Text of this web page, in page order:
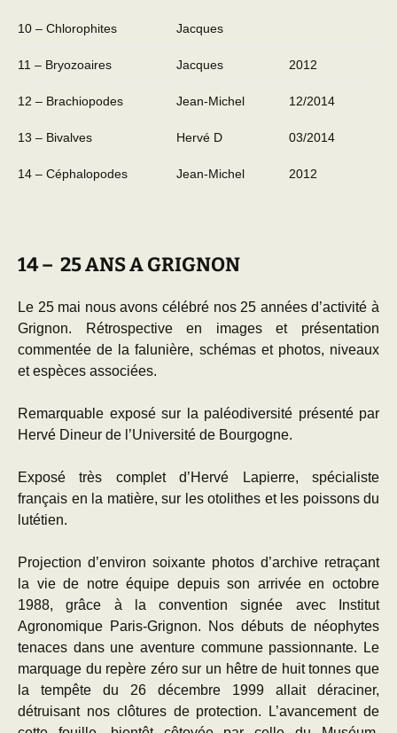
10 – Chlorophites Jacques
11 – Bryozoaires Jacques 2012
12 – Brachiopodes Jean-Michel 12/2014
13 – Bivalves Hervé D 03/2014
14 – Céphalopodes Jean-Michel 2012
14 – 25 ANS A GRIGNON
Le 25 mai nous avons célébré nos 25 années d’activité à
Grignon. Rétrospective en images et présentation
commentée de la falunière, schémas et photos, niveaux
et espèces associées.
Remarquable exposé sur la paléodiversité présenté par
Hervé Dineur de l’Université de Bourgogne.
Exposé très complet d’Hervé Lapierre, spécialiste
français en la matière, sur les otolithes et les poissons du
lutétien.
Projection d’environ soixante photos d’archive retraçant
la vie de notre équipe depuis son arrivée en octobre
1988, grâce à la convention signée avec Institut
Agronomique Paris-Grignon. Nos débuts de néophytes
tenaces dans une aventure commune passionnante. Le
marquage du repère zéro sur un hêtre de huit tonnes que
la tempête du 26 décembre 1999 allait déraciner,
détruisant nos clôtures de protection. L’avancement de